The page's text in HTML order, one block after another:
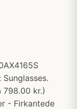
798.00 kr.)
- Firkantede